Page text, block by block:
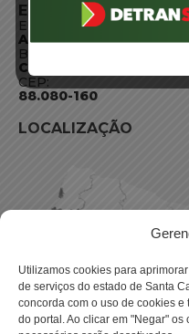
Utilizamos cookies para
de serviços do estado de Santa
concorda com o uso de cookies
do portal. Ao clicar em "Negar"
ENDEREÇO
Endereço:
Av. Almirante
Bairro:
Coqueiros,
CEP:
88.080-160
LOCALIZAÇÃO